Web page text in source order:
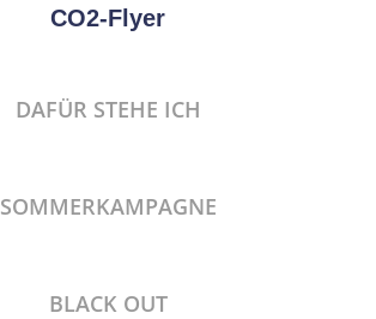
CO2-Flyer
DAFÜR STEHE ICH
SOMMERKAMPAGNE
BLACK OUT